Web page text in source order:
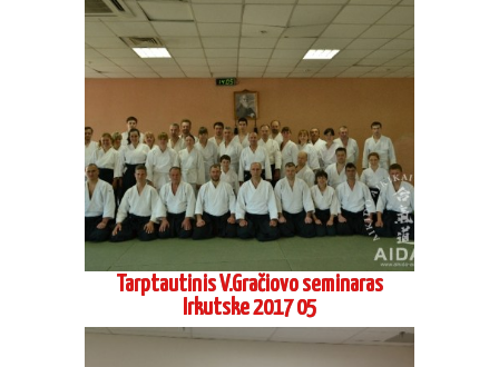
Tarptautinis V.Gračiovo seminaras
Irkutske 2017 05